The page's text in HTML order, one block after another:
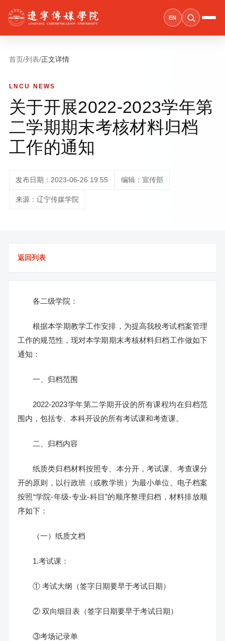
EN
首页/列表/正文详情
LNCU NEWS
关于开展2022-2023学年第
二学期期末考核材料归档
工作的通知
发布日期：2023-06-26 19:55 编辑：宣传部
来源：辽宁传媒学院
返回列表
各二级学院：
根据本学期教学工作安排，为提高我校考试档案管理
工作的规范性，现对本学期期末考核材料归档工作做如下
通知：
一、归档范围
2022-2023学年第二学期开设的所有课程均在归档范
围内，包括专、本科开设的所有考试课和考查课。
二、归档内容
纸质类归档材料按照专、本分开，考试课、考查课分
开的原则，以行政班（或教学班）为最小单位。电子档案
按照“学院-年级-专业-科目”的顺序整理归档，材料排放顺
序如下：
（一）纸质文档
1.考试课：
① 考试大纲（签字日期要早于考试日期）
② 双向细目表（签字日期要早于考试日期）
③考场记录单